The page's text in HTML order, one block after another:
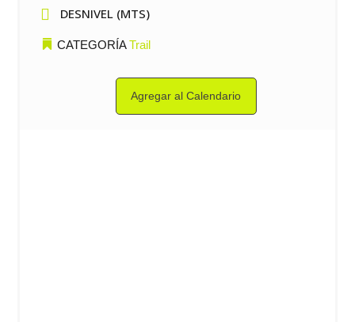
 DESNIVEL (MTS)
CATEGORÍATrail
Agregar al Calendario